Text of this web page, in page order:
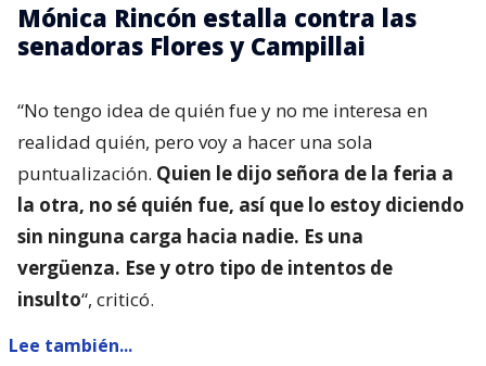
Mónica Rincón estalla contra las
senadoras Flores y Campillai
“No tengo idea de quién fue y no me interesa en
realidad quién, pero voy a hacer una sola
puntualización. Quien le dijo señora de la feria a
la otra, no sé quién fue, así que lo estoy diciendo
sin ninguna carga hacia nadie. Es una
vergüenza. Ese y otro tipo de intentos de
insulto“, criticó.
Lee también...